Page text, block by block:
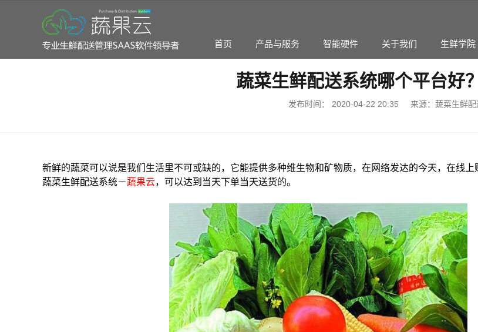
首页 产品与服务
社区团购配送 订货云智能订货批发系统
平台级智能分
智能硬件 关于我们 生鲜学院
蔬菜生鲜配送系统哪个平台好
发布时间： 2020-04-22 20:35 来源：蔬菜生鲜
新鲜的蔬菜可以说是我们生活里不可或缺的，它能提供多种维生物和矿物质，在网络发达的今天，在线上
蔬菜生鲜配送系统－蔬果云，可以达到当天下单当天送货的。